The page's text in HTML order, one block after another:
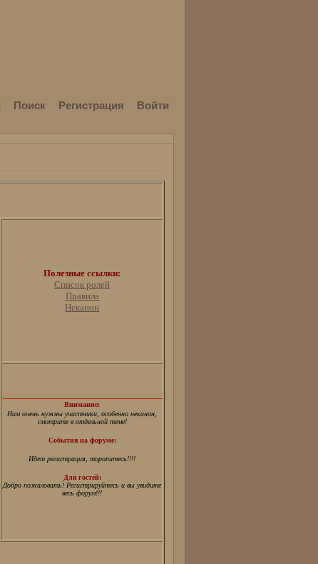
Поиск Регистрация Войти
Полезные ссылки:
Список ролей
Правила
Неканон
Внимание:
Нам очень нужны участники, особенно неканон,
смотрите в отдельной теме!
События на форуме:
Идет регистрация, торопитесь!!!!
Для гостей:
Добро пожаловать! Регистрируйтесь и вы увидите
весь форум!!!